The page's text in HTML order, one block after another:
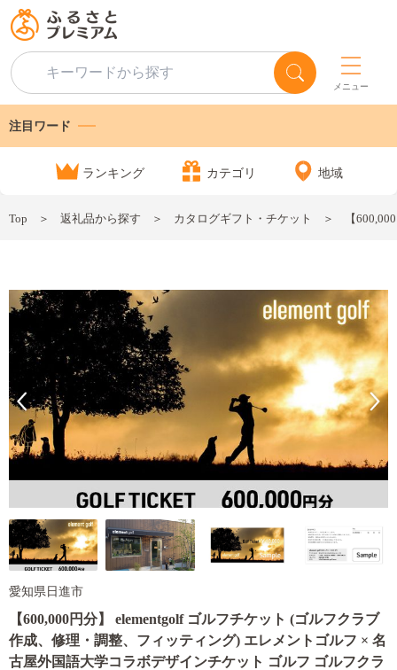
メニュー
注目ワード
ランキング カテゴリ 地域
Top 返礼品から探す カタログギフト・チケット 【
愛知県日進市
【600,000円分】 elementgolf ゴルフチケット (ゴルフクラブ
作成、修理・調整、フィッティング) エレメントゴルフ × 名
古屋外国語大学コラボデザインチケット ゴルフ ゴルフクラ